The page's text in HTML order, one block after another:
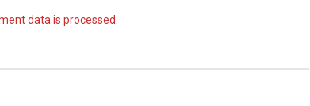
data is processed.